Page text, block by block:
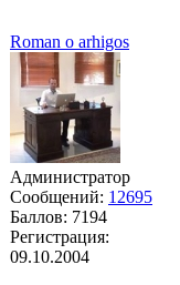
Roman o arhigos
Администратор
Сообщений: 12695
Баллов: 7194
Регистрация:
09.10.2004